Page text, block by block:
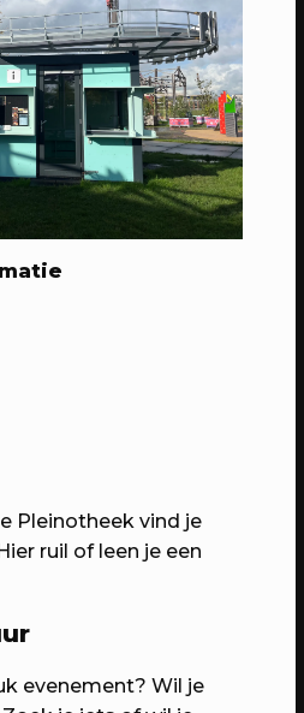
zien & beleven!
naar het
ultieme lazy
Pleinotheek vind je
ruil of leen je een
evenement? Wil je